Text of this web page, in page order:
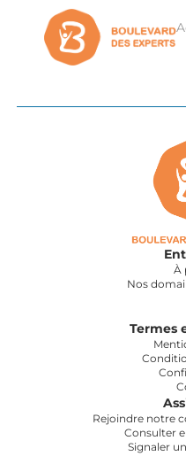
À
Nos
Termes
Rejoindre notre
Consulter
Signaler